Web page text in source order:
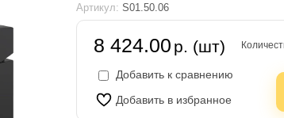
Артикул: S01.50.06
8 424.00 р. (шт)
Добавить к сравнению
Добавить в избранное